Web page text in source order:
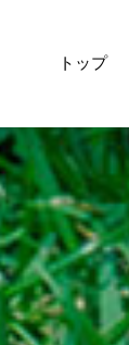
トップ